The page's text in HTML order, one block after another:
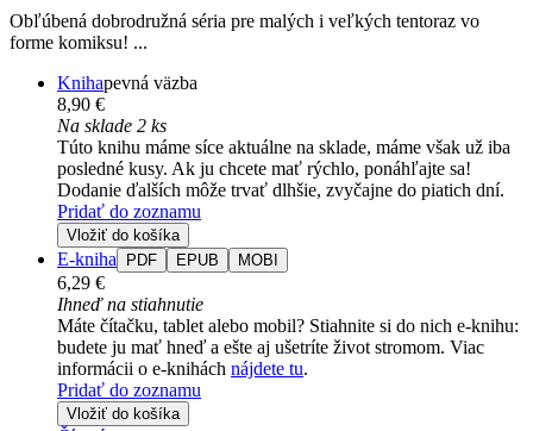
Obľúbená dobrodružná séria pre malých i veľkých tentoraz vo
forme komiksu! ...
Knihapevná väzba
8,90 €
Na sklade 2 ks
Túto knihu máme síce aktuálne na sklade, máme však už iba
posledné kusy. Ak ju chcete mať rýchlo, ponáhľajte sa!
Dodanie ďalších môže trvať dlhšie, zvyčajne do piatich dní.
Pridať do zoznamu
Vložiť do košíka
E-kniha PDF EPUB MOBI
6,29 €
Ihneď na stiahnutie
Máte čítačku, tablet alebo mobil? Stiahnite si do nich e-knihu:
budete ju mať hneď a ešte aj ušetríte život stromom. Viac
informácii o e-knihách nájdete tu.
Pridať do zoznamu
Vložiť do košíka